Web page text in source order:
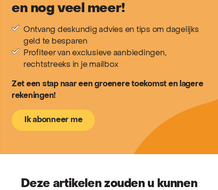
en nog veel meer!
Ontvang deskundig advies en tips om dagelijks
geld te besparen
Profiteer van exclusieve aanbiedingen,
rechtstreeks in je mailbox
Zet een stap naar een groenere toekomst en lagere
rekeningen!
Ik abonneer me
Deze artikelen zouden u kunnen